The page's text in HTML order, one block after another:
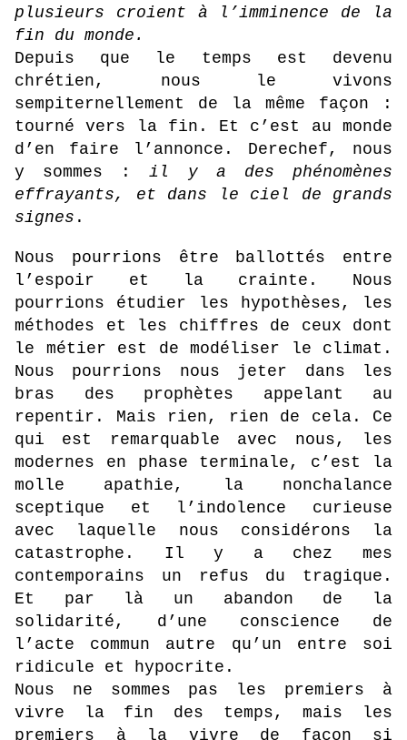
plusieurs croient à l’imminence de la
fin du monde.
Depuis que le temps est devenu
chrétien, nous le vivons
sempiternellement de la même façon :
tourné vers la fin. Et c’est au monde
d’en faire l’annonce. Derechef, nous
y sommes :il y a des phénomènes
effrayants, et dans le ciel de grands
signes .
Nous pourrions être ballottés entre
l’espoir et la crainte. Nous
pourrions étudier les hypothèses, les
méthodes et les chiffres de ceux dont
le métier est de modéliser le climat.
Nous pourrions nous jeter dans les
bras des prophètes appelant au
repentir. Mais rien, rien de cela. Ce
qui est remarquable avec nous, les
modernes en phase terminale, c’est la
molle apathie, la nonchalance
sceptique et l’indolence curieuse
avec laquelle nous considérons la
catastrophe. Il y a chez mes
contemporains un refus du tragique.
Et par là un abandon de la
solidarité, d’une conscience de
l’acte commun autre qu’un entre soi
ridicule et hypocrite.
Nous ne sommes pas les premiers à
vivre la fin des temps, mais les
premiers à la vivre de façon si